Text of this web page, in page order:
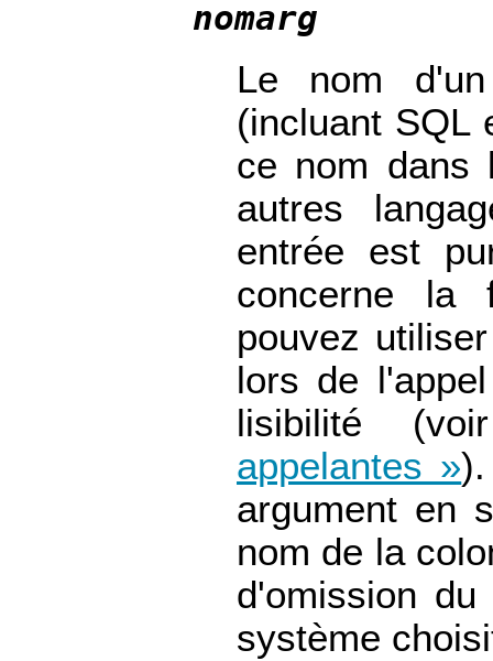
nomarg
Le nom d'un
(incluant SQL
ce nom dans
autres
entrée est
concerne la
pouvez
lors de
lisibilité
appelantes »
argument en
nom de la
d'omission
système